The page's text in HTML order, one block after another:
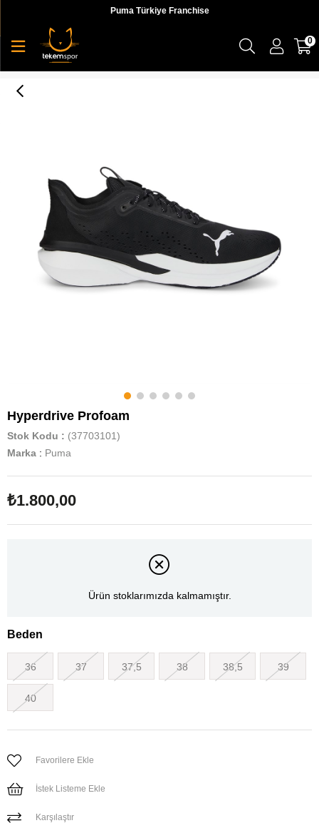
Puma Türkiye Franchise
0
Hyperdrive Profoam
Stok Kodu
(37703101)
Marka : Puma
₺1.800,00
Ürün stoklarımızda kalmamıştır.
Beden
36 37 37,5 38 38,5 39
40
Favorilere Ekle
İstek Listeme Ekle
Karşılaştır